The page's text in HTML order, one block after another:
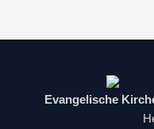
Evangelische